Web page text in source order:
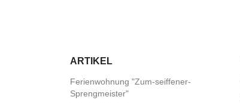
ARTIKEL
Ferienwohnung "Zum-seiffener-
Sprengmeister"